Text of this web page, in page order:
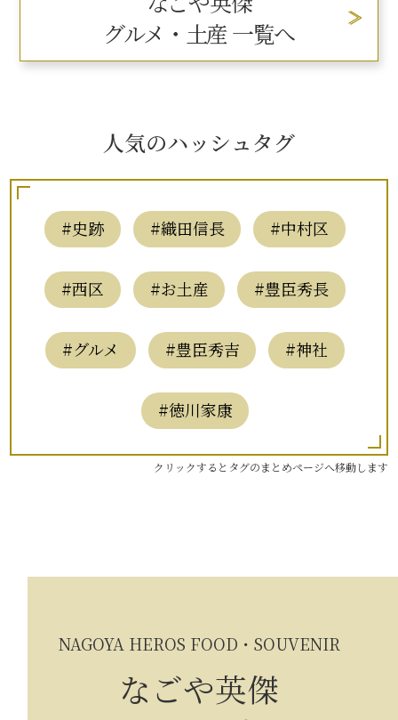
グルメ・土産 一覧へ
人気のハッシュタグ
#史跡 #織田信長 #中村区
#西区 #お土産 #豊臣秀長
#グルメ #豊臣秀吉 #神社
#徳川家康
クリックするとタグのまとめページへ移動します
NAGOYA HEROS FOOD・SOUVENIR
なごや英傑